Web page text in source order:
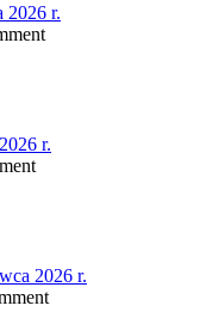
2026 r.
r.
2026 r.